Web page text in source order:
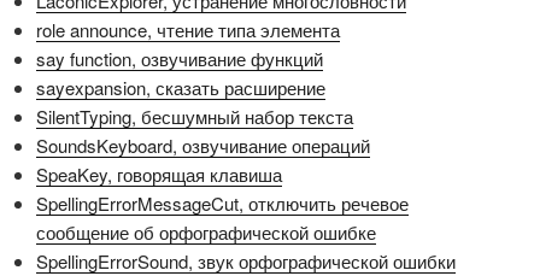
role announce, чтение типа элемента
say function, озвучивание функций
sayexpansion, сказать расширение
SilentTyping, бесшумный набор текста
SoundsKeyboard, озвучивание операций
SpeaKey, говорящая клавиша
SpellingErrorMessageCut, отключить речевое
сообщение об орфографической ошибке
SpellingErrorSound, звук орфографической ошибки